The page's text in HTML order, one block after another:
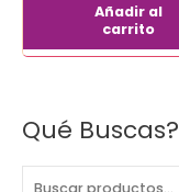
Qué Buscas?
B
Añadir al
carrito